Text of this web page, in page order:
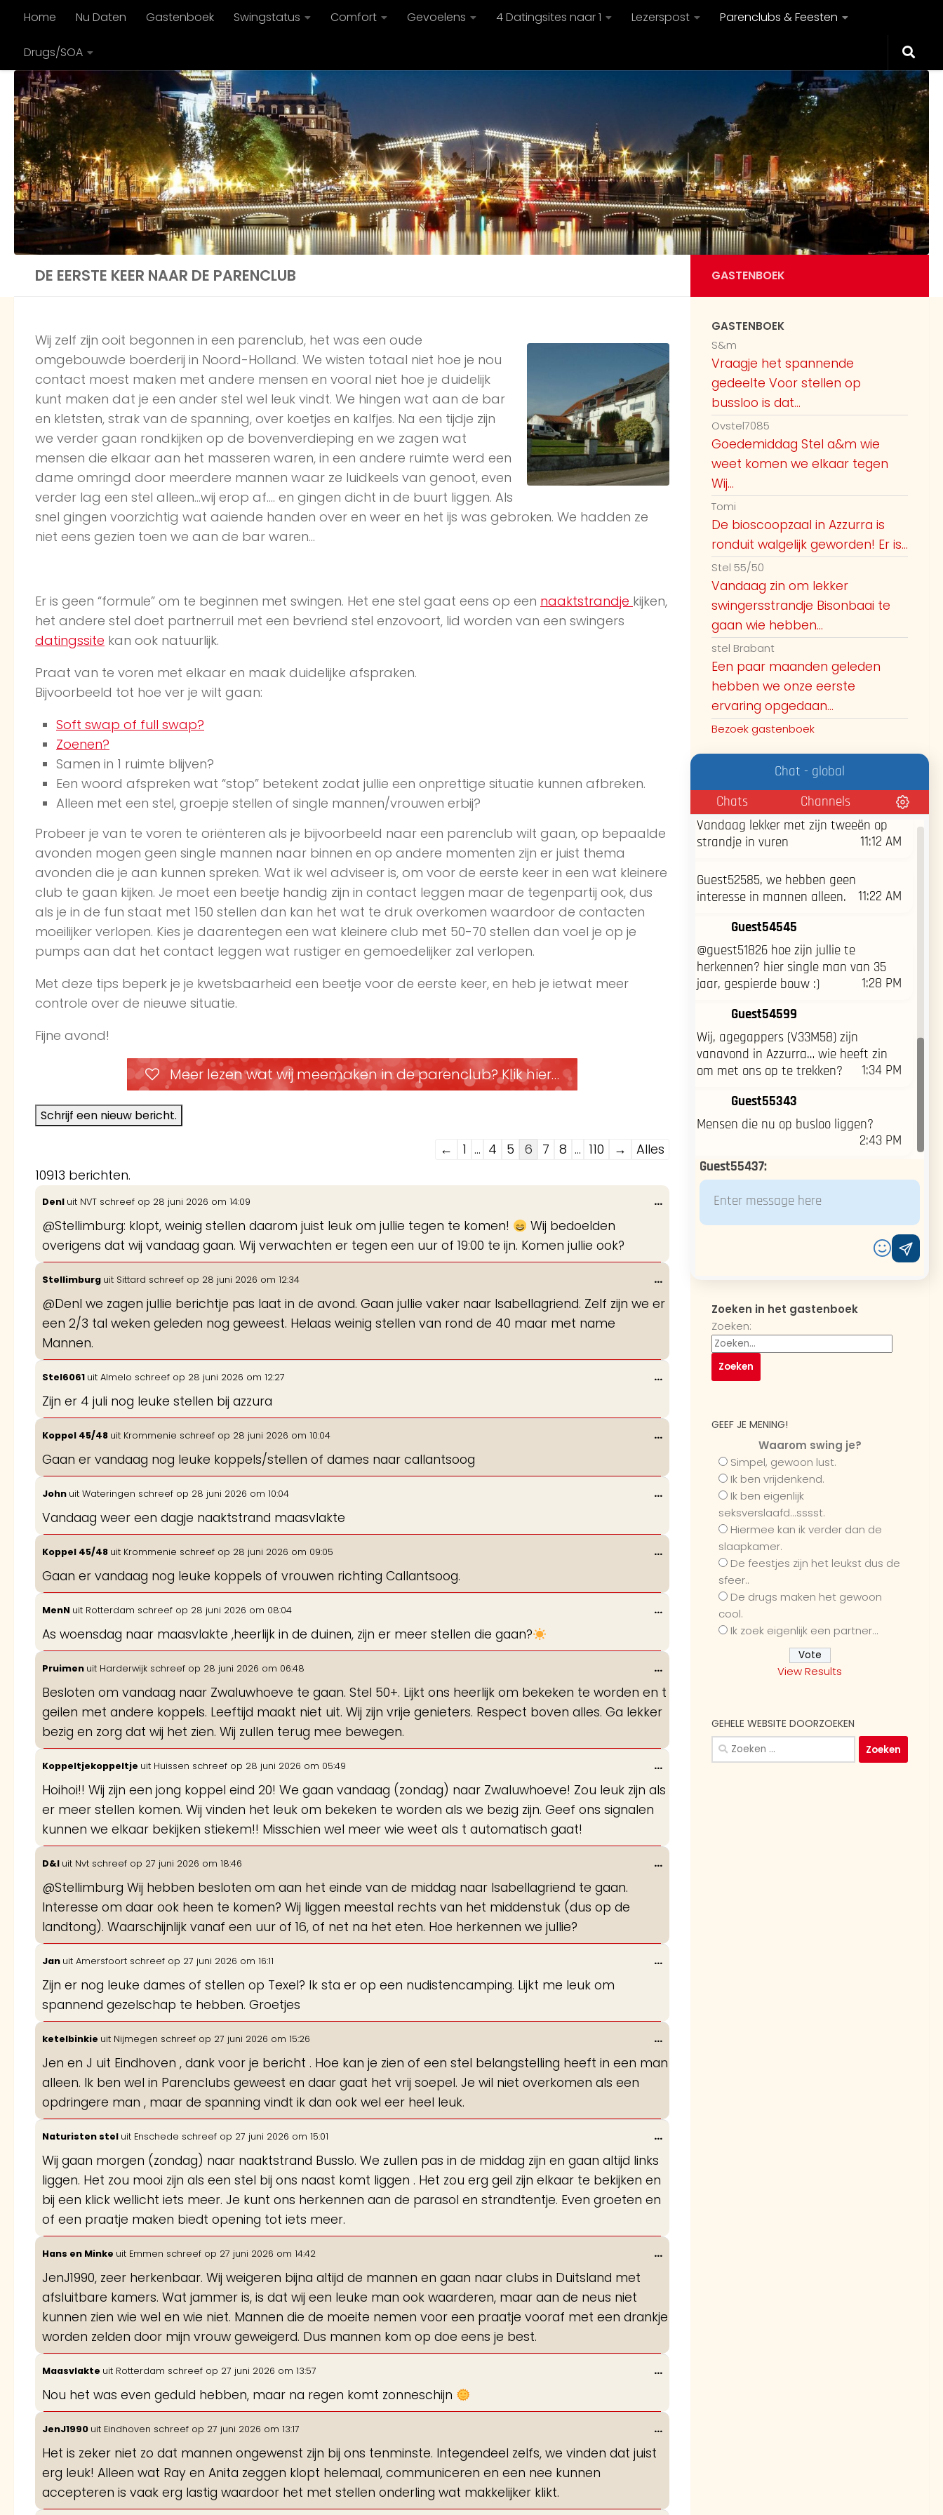
Doorgaan naar inhoud
Home Nu Daten Gastenboek Swingstatus Comfort Gevoelens 4 Datingsites naar 1 Lezerspost Parenclubs & Feesten
Drugs/SOA
DE EERSTE KEER NAAR DE PARENCLUB
Wij zelf zijn ooit begonnen in een parenclub, het was een oude
omgebouwde boerderij in Noord-Holland. We wisten totaal niet hoe je nou
contact moest maken met andere mensen en vooral niet hoe je duidelijk
kunt maken dat je een ander stel wel leuk vindt. We hingen wat aan de bar
en kletsten, strak van de spanning, over koetjes en kalfjes. Na een tijdje zijn
we verder gaan rondkijken op de bovenverdieping en we zagen wat
mensen die elkaar aan het masseren waren, in een andere ruimte werd een
dame omringd door meerdere mannen waar ze luidkeels van genoot, even
verder lag een stel alleen…wij erop af…. en gingen dicht in de buurt liggen. Als
snel gingen voorzichtig wat aaiende handen over en weer en het ijs was gebroken. We hadden ze
niet eens gezien toen we aan de bar waren…
Er is geen “formule” om te beginnen met swingen. Het ene stel gaat eens op een naaktstrandje kijken,
het andere stel doet partnerruil met een bevriend stel enzovoort, lid worden van een swingers
datingssite kan ook natuurlijk.
Praat van te voren met elkaar en maak duidelijke afspraken.
Bijvoorbeeld tot hoe ver je wilt gaan:
Soft swap of full swap?
Zoenen?
Samen in 1 ruimte blijven?
Een woord afspreken wat “stop” betekent zodat jullie een onprettige situatie kunnen afbreken.
Alleen met een stel, groepje stellen of single mannen/vrouwen erbij?
Probeer je van te voren te oriënteren als je bijvoorbeeld naar een parenclub wilt gaan, op bepaalde
avonden mogen geen single mannen naar binnen en op andere momenten zijn er juist thema
avonden die je aan kunnen spreken. Wat ik wel adviseer is, om voor de eerste keer in een wat kleinere
club te gaan kijken. Je moet een beetje handig zijn in contact leggen maar de tegenpartij ook, dus
als je in de fun staat met 150 stellen dan kan het wat te druk overkomen waardoor de contacten
moeilijker verlopen. Kies je daarentegen een wat kleinere club met 50-70 stellen dan voel je op je
pumps aan dat het contact leggen wat rustiger en gemoedelijker zal verlopen.
Met deze tips beperk je je kwetsbaarheid een beetje voor de eerste keer, en heb je ietwat meer
controle over de nieuwe situatie.
Fijne avond!
Meer lezen wat wij meemaken in de parenclub? Klik hier…
Navigatie
de
lijst
← 1 ... 4 5 6 7 8 ... 110 →
Alles
10913 berichten.
DenI uit NVT schreef op 28 juni 2026 om 14:09
@Stellimburg: klopt, weinig stellen daarom juist leuk om jullie tegen te komen!
Wij bedoelden
overigens dat wij vandaag gaan. Wij verwachten er tegen een uur of 19:00 te ijn. Komen jullie ook?
...Wissel
Stellimburg uit Sittard schreef op 28 juni 2026 om 12:34
@DenI we zagen jullie berichtje pas laat in de avond. Gaan jullie vaker naar Isabellagriend. Zelf zijn we er
een 2/3 tal weken geleden nog geweest. Helaas weinig stellen van rond de 40 maar met name
Mannen.
...Wissel
metabox.
Stel6061 uit Almelo schreef op 28 juni 2026 om 12:27
Zijn er 4 juli nog leuke stellen bij azzura
...Wissel
metabox.
Koppel 45/48 uit Krommenie schreef op 28 juni 2026 om 10:04
Gaan er vandaag nog leuke koppels/stellen of dames naar callantsoog
...Wissel
metabox.
John uit Wateringen schreef op 28 juni 2026 om 10:04
Vandaag weer een dagje naaktstrand maasvlakte
...Wissel
metabox.
Koppel 45/48 uit Krommenie schreef op 28 juni 2026 om 09:05
Gaan er vandaag nog leuke koppels of vrouwen richting Callantsoog.
...Wissel
metabox.
MenN uit Rotterdam schreef op 28 juni 2026 om 08:04
As woensdag naar maasvlakte ,heerlijk in de duinen, zijn er meer stellen die gaan?
...Wissel
metabox.
Pruimen uit Harderwijk schreef op 28 juni 2026 om 06:48
Besloten om vandaag naar Zwaluwhoeve te gaan. Stel 50+. Lijkt ons heerlijk om bekeken te worden en t
geilen met andere koppels. Leeftijd maakt niet uit. Wij zijn vrije genieters. Respect boven alles. Ga lekker
bezig en zorg dat wij het zien. Wij zullen terug mee bewegen.
...Wissel
deze
metabox.
Koppeltjekoppeltje uit Huissen schreef op 28 juni 2026 om 05:49
Hoihoi!! Wij zijn een jong koppel eind 20! We gaan vandaag (zondag) naar Zwaluwhoeve! Zou leuk zijn als
er meer stellen komen. Wij vinden het leuk om bekeken te worden als we bezig zijn. Geef ons signalen
kunnen we elkaar bekijken stiekem!! Misschien wel meer wie weet als t automatisch gaat!
...Wissel
metabox.
D&I uit Nvt schreef op 27 juni 2026 om 18:46
@Stellimburg Wij hebben besloten om aan het einde van de middag naar Isabellagriend te gaan.
Interesse om daar ook heen te komen? Wij liggen meestal rechts van het middenstuk (dus op de
landtong). Waarschijnlijk vanaf een uur of 16, of net na het eten. Hoe herkennen we jullie?
...Wissel
Jan uit Amersfoort schreef op 27 juni 2026 om 16:11
Zijn er nog leuke dames of stellen op Texel? Ik sta er op een nudistencamping. Lijkt me leuk om
spannend gezelschap te hebben. Groetjes
...Wissel
ketelbinkie uit Nijmegen schreef op 27 juni 2026 om 15:26
Jen en J uit Eindhoven , dank voor je bericht . Hoe kan je zien of een stel belangstelling heeft in een man
alleen. Ik ben wel in Parenclubs geweest en daar gaat het vrij soepel. Je wil niet overkomen als een
opdringere man , maar de spanning vindt ik dan ook wel eer heel leuk.
...Wissel
metabox.
Naturisten stel uit Enschede schreef op 27 juni 2026 om 15:01
Wij gaan morgen (zondag) naar naaktstrand Busslo. We zullen pas in de middag zijn en gaan altijd links
liggen. Het zou mooi zijn als een stel bij ons naast komt liggen . Het zou erg geil zijn elkaar te bekijken en
bij een klick wellicht iets meer. Je kunt ons herkennen aan de parasol en strandtentje. Even groeten en
of een praatje maken biedt opening tot iets meer.
...Wissel
Hans en Minke uit Emmen schreef op 27 juni 2026 om 14:42
JenJ1990, zeer herkenbaar. Wij weigeren bijna altijd de mannen en gaan naar clubs in Duitsland met
afsluitbare kamers. Wat jammer is, is dat wij een leuke man ook waarderen, maar aan de neus niet
kunnen zien wie wel en wie niet. Mannen die de moeite nemen voor een praatje vooraf met een drankje
worden zelden door mijn vrouw geweigerd. Dus mannen kom op doe eens je best.
...Wissel
Maasvlakte uit Rotterdam schreef op 27 juni 2026 om 13:57
Nou het was even geduld hebben, maar na regen komt zonneschijn
...Wissel
metabox.
JenJ1990 uit Eindhoven schreef op 27 juni 2026 om 13:17
Het is zeker niet zo dat mannen ongewenst zijn bij ons tenminste. Integendeel zelfs, we vinden dat juist
erg leuk! Alleen wat Ray en Anita zeggen klopt helemaal, communiceren en een nee kunnen
accepteren is vaak erg lastig waardoor het met stellen onderling wat makkelijker klikt.
...Wissel
GASTENBOEK
GASTENBOEK
S&m
Vraagje het spannende
gedeelte Voor stellen op
bussloo is dat...
Ovstel7085
Goedemiddag Stel a&m wie
weet komen we elkaar tegen
Wij...
Tomi
De bioscoopzaal in Azzurra is
ronduit walgelijk geworden! Er is...
Stel 55/50
Vandaag zin om lekker
swingersstrandje Bisonbaai te
gaan wie hebben...
stel Brabant
Een paar maanden geleden
hebben we onze eerste
ervaring opgedaan...
Bezoek gastenboek
Chat - global
Chats
Channels
Guest51826
Goedemorgen allemaal,
ondertussen spannende dingen
doen. Zijn er meer mensen die
vandaag gaan varen in het gebied
rond Amsterdam
Guest51918
Wie gaan er ook wel is naar
naaktstrand groede Zeeland lekker
spelen in de duintjes wij koppel 40
ers gaan donderdag weer en voor
veel in vr bi hier
8:21 AM
Guest51927
welke vrouw of koppel vandaag naar
azzura ?
8:25 AM
Guest51935
Wij lekker zo Bergen aan Zee op het
rustige
Gedeelte richting Schoorl 8:28 AM
Guest51826
We gaan ook naar het naakstrand in
het twiske even lekker wandelen
vanavond. Zal begin avond zijn.
Guest52947
Vandaag lekker met zijn tweeën op
strandje in vuren
11:12 AM
Guest52585, we hebben geen
interesse in mannen alleen.
11:22 AM
Guest54545
@guest51826 hoe zijn jullie te
herkennen? hier single man van 35
jaar, gespierde bouw :)
1:28 PM
Guest54599
Wij, agegappers (V33M58) zijn
vanavond in Azzurra… wie heeft zin
om met ons op te trekken?
1:34 PM
Guest55343
Mensen die nu op busloo liggen?
2:43 PM
Guest55437:
Zoeken in het gastenboek
Zoeken:
GEEF JE MENING!
Waarom swing je?
Simpel, gewoon lust.
Ik ben vrijdenkend.
Ik ben eigenlijk
seksverslaafd...sssst.
Hiermee kan ik verder dan de
slaapkamer.
De feestjes zijn het leukst dus de
sfeer..
De drugs maken het gewoon
cool.
Ik zoek eigenlijk een partner...
View Results
GEHELE WEBSITE DOORZOEKEN
Zoeken
naar: